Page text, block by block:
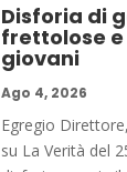
Disforia di
frettolose
giovani
Ago 4, 2026
Egregio
su La Verità del